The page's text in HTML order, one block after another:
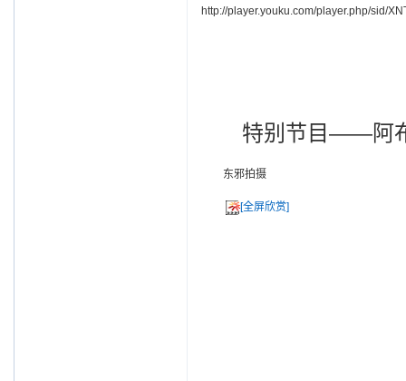
http://player.youku.com/player.php/sid/
特别节目——阿
东邪拍摄
[全屏欣赏]